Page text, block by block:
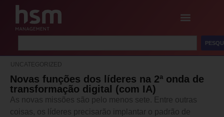
UNCATEGORIZED
Novas funções dos líderes na 2ª onda de
transformação digital (com IA)
As novas missões são pelo menos sete. Entre outras
coisas, os líderes precisarão implantar o padrão de